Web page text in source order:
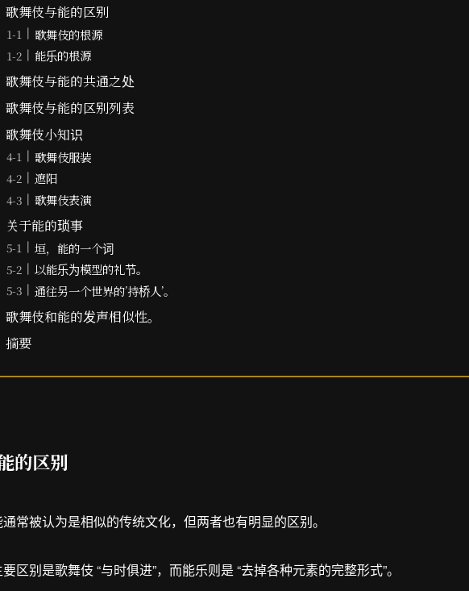
歌舞伎与能的区别
歌舞伎的根源
能乐的根源
歌舞伎与能的共通之处
歌舞伎与能的区别列表
歌舞伎小知识
歌舞伎服装
遮阳
歌舞伎表演
关于能的琐事
垣，能的一个词
以能乐为模型的礼节。
通往另一个世界的’持桥人’。
歌舞伎和能的发声相似性。
摘要
的区别
常被认为是相似的传统文化，但两者也有明显的区别。
区别是歌舞伎 “与时俱进”，而能乐则是 “去掉各种元素的完整形式”。